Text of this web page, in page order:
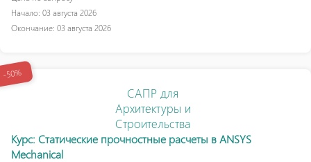
Начало: 03 августа 2026
Окончание: 03 августа 2026
-50%
САПР для
Архитектуры и
Строительства
Курс: Статические прочностные расчеты в ANSYS
Mechanical